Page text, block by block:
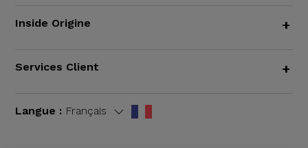
Inside Origine +
Services Client +
Langue : Français